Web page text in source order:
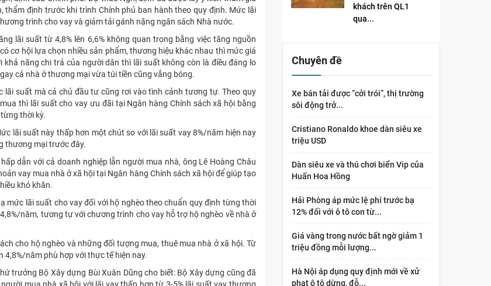
thẩm định trước khi trình Chính phủ ban hành theo quy định. Mức lãi
trình cho vay và giảm tải gánh nặng ngân sách Nhà nước.
lãi suất từ 4,8% lên 6,6% không quan trọng bằng việc tăng nguồn
cơ hội lựa chọn nhiều sản phẩm, thương hiệu khác nhau thì mức giá
năng chi trả của người dân thì lãi suất không còn là điều đáng lo
cả nhà ở thương mại vừa túi tiền cũng vắng bóng.
suất mà cả chủ đầu tư cũng rơi vào tình cảnh tương tự. Theo quy
thì lãi suất cho vay ưu đãi tại Ngân hàng Chính sách xã hội bằng
thời kỳ.
lãi suất này thấp hơn một chút so với lãi suất vay 8%/năm hiện nay
thương mại trước đây.
dẫn với cả doanh nghiệp lẫn người mua nhà, ông Lê Hoàng Châu
vay mua nhà ở xã hội tại Ngân hàng Chính sách xã hội để giúp tạo
khó khăn.
mức lãi suất cho vay đối với hộ nghèo theo chuẩn quy định từng thời
năm, tương tự với chương trình cho vay hỗ trợ hộ nghèo về nhà ở
cho hộ nghèo và những đối tượng mua, thuê mua nhà ở xã hội. Từ
4,8%/năm phù hợp với thực tế hiện nay.
trưởng Bộ Xây dựng Bùi Xuân Dũng cho biết: Bộ Xây dựng cũng đã
mua nhà xã hội với lãi vay thấp hơn từ 3-5% lãi suất vay thương
khách trên QL1
qua...
Chuyên đề
Xe bán tải được “cởi trói”, thị trường
sôi động trở...
Cristiano Ronaldo khoe dàn siêu xe
triệu USD
Dàn siêu xe và thú chơi biển Vip của
Huấn Hoa Hồng
Hải Phòng áp mức lệ phí trước bạ
12% đối với ô tô con từ...
Giá vàng trong nước bất ngờ giảm 1
triệu đồng mỗi lượng...
Hà Nội áp dụng quy định mới về xử
phạt ô tô dừng, đỗ...